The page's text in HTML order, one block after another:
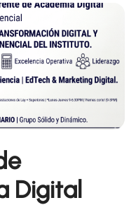
Digital